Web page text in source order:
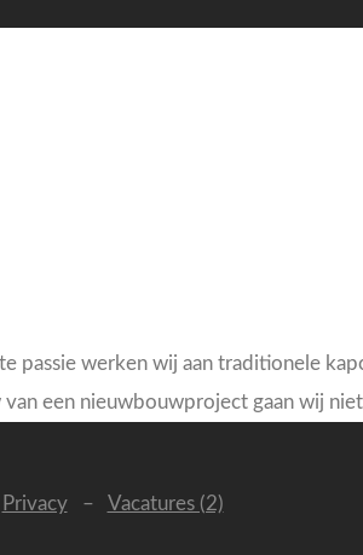
werken wij aan traditionele
een nieuwbouwproject gaan wij
Privacy– Vacatures (2)